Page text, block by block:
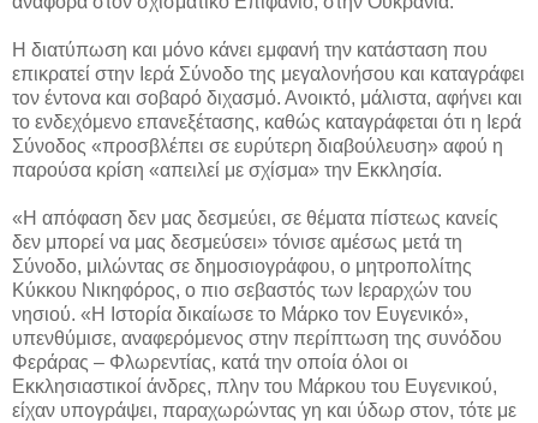
Η διατύπωση και μόνο κάνει εμφανή την κατάσταση που
επικρατεί στην Ιερά Σύνοδο της μεγαλονήσου και καταγράφει
τον έντονα και σοβαρό διχασμό. Ανοικτό, μάλιστα, αφήνει και
το ενδεχόμενο επανεξέτασης, καθώς καταγράφεται ότι η Ιερά
Σύνοδος «προσβλέπει σε ευρύτερη διαβούλευση» αφού η
παρούσα κρίση «απειλεί με σχίσμα» την Εκκλησία.
«Η απόφαση δεν μας δεσμεύει, σε θέματα πίστεως κανείς
δεν μπορεί να μας δεσμεύσει» τόνισε αμέσως μετά τη
Σύνοδο, μιλώντας σε δημοσιογράφου, ο μητροπολίτης
Κύκκου Νικηφόρος, ο πιο σεβαστός των Ιεραρχών του
νησιού. «Η Ιστορία δικαίωσε το Μάρκο τον Ευγενικό»,
υπενθύμισε, αναφερόμενος στην περίπτωση της συνόδου
Φεράρας – Φλωρεντίας, κατά την οποία όλοι οι
Εκκλησιαστικοί άνδρες, πλην του Μάρκου του Ευγενικού,
είχαν υπογράψει, παραχωρώντας γη και ύδωρ στον, τότε με